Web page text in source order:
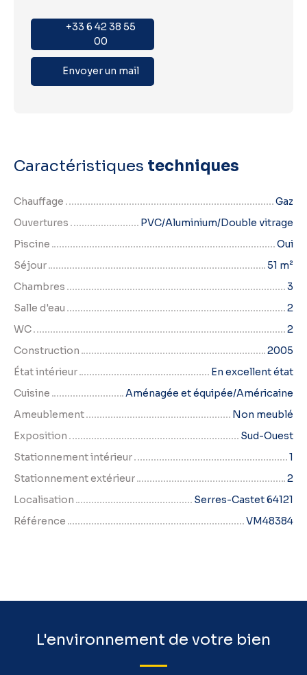
+33 6 42 38 55
00
Envoyer un mail
Caractéristiques techniques
Chauffage
Gaz
Ouvertures
PVC/Aluminium/Double vitrage
Piscine
Oui
Séjour
51 m²
Chambres
3
Salle d'eau
2
WC
2
Construction
2005
État intérieur
En excellent état
Cuisine
Aménagée et équipée/Américaine
Ameublement
Non meublé
Exposition
Sud-Ouest
Stationnement intérieur
1
Stationnement extérieur
2
Localisation
Serres-Castet 64121
Référence
VM48384
L'environnement de votre bien